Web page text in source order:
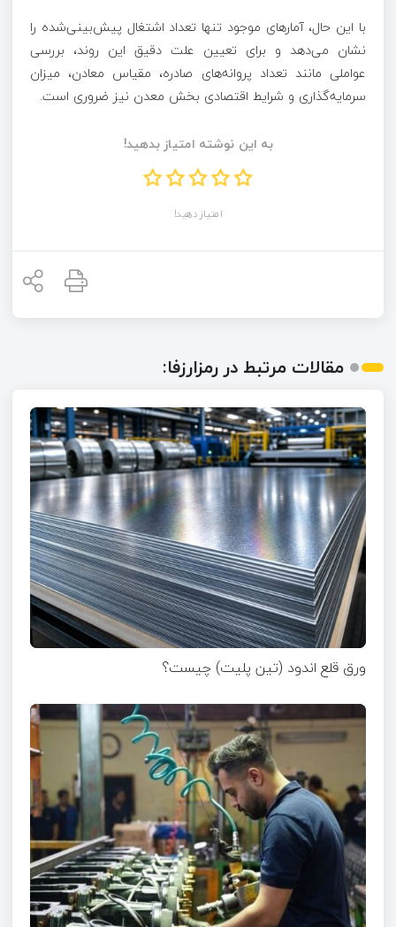
با این حال، آمارهای موجود تنها تعداد اشتغال پیش‌بینی‌شده را
نشان می‌دهد و برای تعیین علت دقیق این روند، بررسی
عواملی مانند تعداد پروانه‌های صادره، مقیاس معادن، میزان
سرمایه‌گذاری و شرایط اقتصادی بخش معدن نیز ضروری است.
به این نوشته امتیاز بدهید!
امتیاز دهید!
مقالات مرتبط در رمزارزفا:
ورق قلع اندود (تین پلیت) چیست؟